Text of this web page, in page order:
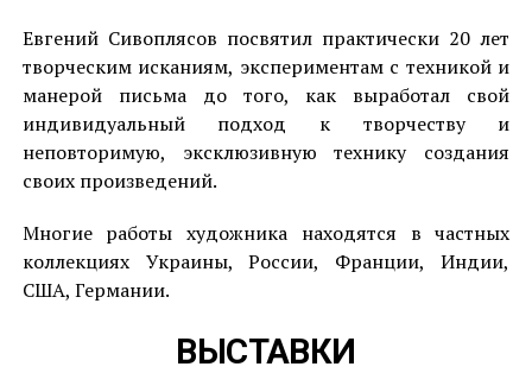
Евгений Сивоплясов посвятил практически 20 лет
творческим исканиям, экспериментам с техникой и
манерой письма до того, как выработал свой
индивидуальный подход к творчеству и
неповторимую, эксклюзивную технику создания
своих произведений.
Многие работы художника находятся в частных
коллекциях Украины, России, Франции, Индии,
США, Германии.
ВЫСТАВКИ